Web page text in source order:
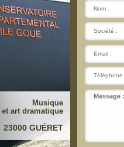
Musique
et art dramatique
23000 GUÉRET